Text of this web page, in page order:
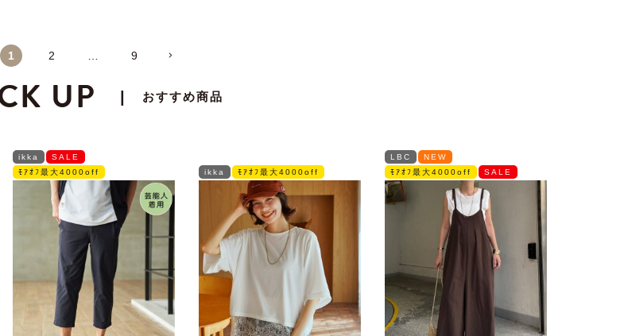
1 2 … 9
UP おすすめ商品
ikka
SALE
ﾓｱｵﾌ最大4000off
ikka ﾓｱｵﾌ最大4000off
LBC
NEW
ﾓｱｵﾌ最大4000off
SALE